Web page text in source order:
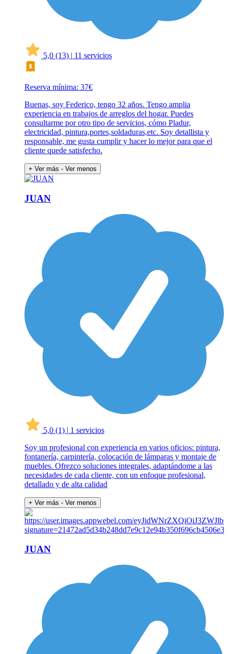
5,0 (13) | 11 servicios
Reserva mínima: 37€
Buenas, soy Federico, tengo 32 años. Tengo amplia
experiencia en trabajos de arreglos del hogar. Puedes
consultarme por otro tipo de servicios, cómo Pladur,
electricidad, pintura,portes,soldaduras,etc. Soy detallista y
responsable, me gusta cumplir y hacer lo mejor para que el
cliente quede satisfecho.
+ Ver más - Ver menos
JUAN
5,0 (1) | 1 servicios
Soy un profesional con experiencia en varios oficios: pintura,
fontanería, carpintería, colocación de lámparas y montaje de
muebles. Ofrezco soluciones integrales, adaptándome a las
necesidades de cada cliente, con un enfoque profesional,
detallado y de alta calidad
+ Ver más - Ver menos
JUAN